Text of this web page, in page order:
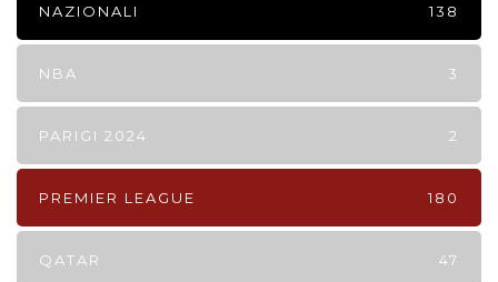
NAZIONALI 138
NBA 3
PARIGI 2024 2
PREMIER LEAGUE 180
QATAR 47